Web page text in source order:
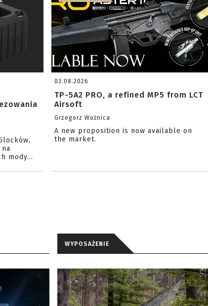
mody...
03.08.2026
TP-5A2 PRO, a refined MP5 from LCT
Airsoft
Grzegorz Woźnica
A new proposition is now available on
the market.
WYPOSAŻENIE